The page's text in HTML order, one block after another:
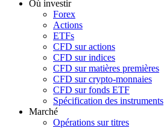
Où investir
Forex
Actions
ETFs
CFD sur actions
CFD sur indices
CFD sur matières premières
CFD sur crypto-monnaies
CFD sur fonds ETF
Spécification des instruments
Marché
Opérations sur titres